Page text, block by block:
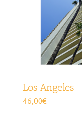
Los Angeles
46,00€